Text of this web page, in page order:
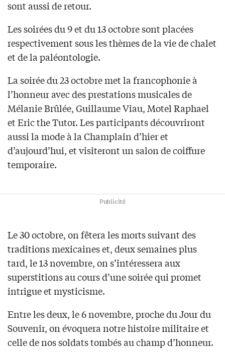
sont aussi de retour.
Les soirées du 9 et du 13 octobre sont placées
respectivement sous les thèmes de la vie de chalet
et de la paléontologie.
La soirée du 23 octobre met la francophonie à
l’honneur avec des prestations musicales de
Mélanie Brûlée, Guillaume Viau, Motel Raphael
et Eric the Tutor. Les participants découvriront
aussi la mode à la Champlain d’hier et
d’aujourd’hui, et visiteront un salon de coiffure
temporaire.
Publicité
Le 30 octobre, on fêtera les morts suivant des
traditions mexicaines et, deux semaines plus
tard, le 13 novembre, on s’intéressera aux
superstitions au cours d’une soirée qui promet
intrigue et mysticisme.
Entre les deux, le 6 novembre, proche du Jour du
Souvenir, on évoquera notre histoire militaire et
celle de nos soldats tombés au champ d’honneur.